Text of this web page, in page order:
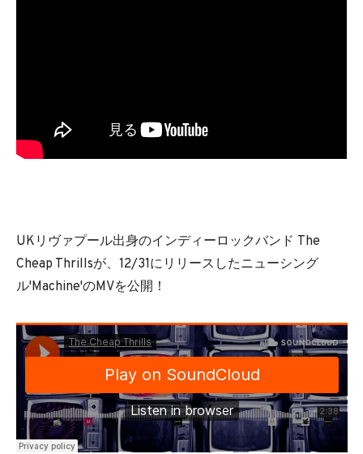
UKリヴァプール出身のインディーロックバンド The
Cheap Thrillsが、12/31にリリースしたニューシング
ル'Machine'のMVを公開！